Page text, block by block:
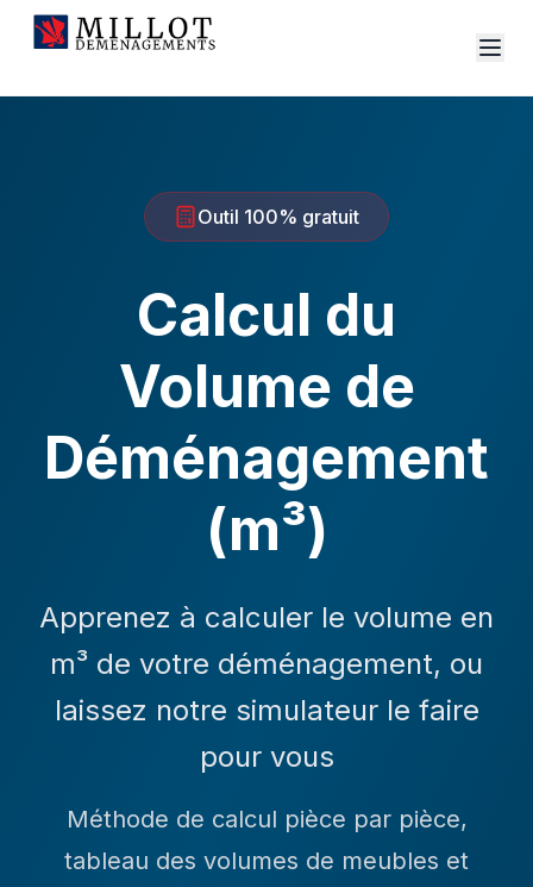
Outil 100% gratuit
Calcul du
Volume de
Déménagement
(m³)
Apprenez à calculer le volume en
m³ de votre déménagement, ou
laissez notre simulateur le faire
pour vous
Méthode de calcul pièce par pièce,
tableau des volumes de meubles et